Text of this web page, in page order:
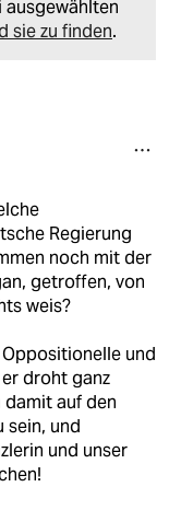
sie zu finden.
Regierung
noch mit der
getroffen, von
weis?
und
droht ganz
auf den
sein, und
und unser